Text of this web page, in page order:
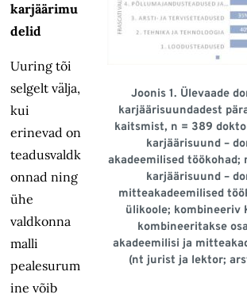
Joonis 1. Ülevaade
karjäärisuundadest
kaitsmist, n = 389
karjäärisuund –
akadeemilised
karjäärisuund –
mitteakadeemilised
ülikoole; kombineeriv
kombineeritakse
akadeemilisi ja
(nt jurist ja lektor;
karjäärimu
delid
Uuring tõi
selgelt välja,
kui
erinevad on
teadusvaldk
onnad ning
ühe
valdkonna
malli
pealesurum
ine võib